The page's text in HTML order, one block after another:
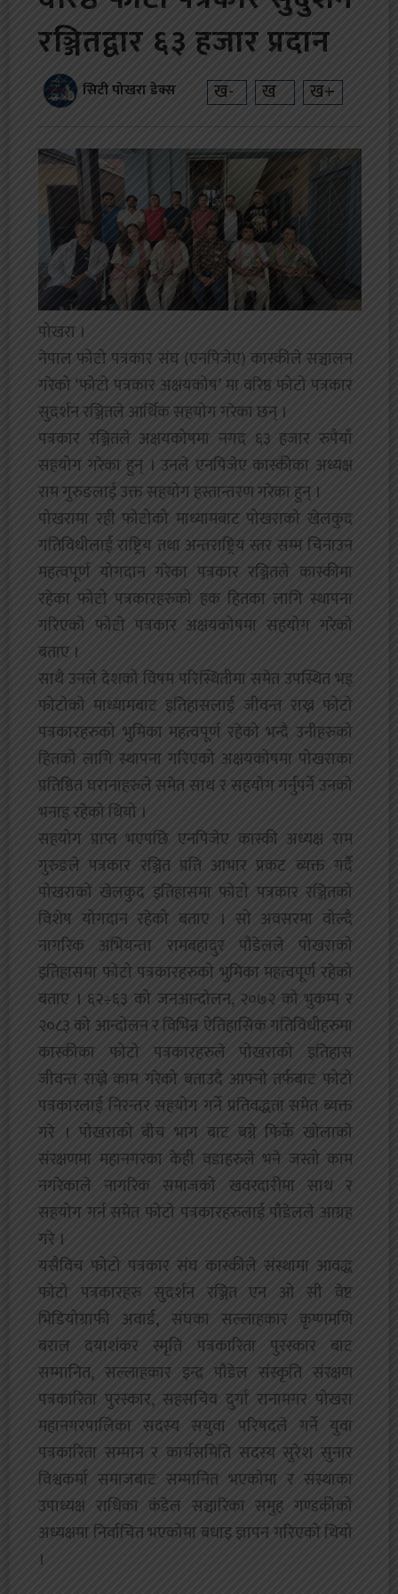
रञ्जितद्वार ६३ हजार प्रदान
सिटी पोखरा डेक्स ख- ख ख+
पोखरा ।
नेपाल फोटो पत्रकार संघ (एनपिजेए) कास्कीले सञ्चालन
गरेको ‘फोटो पत्रकार अक्षयकोष’ मा वरिष्ठ फोटो पत्रकार
सुदर्शन रञ्जितले आर्थिक सहयोग गरेका छन् ।
पत्रकार रञ्जितले अक्षयकोषमा नगद ६३ हजार रुपैयाँ
सहयोग गरेका हुन् । उनले एनपिजेए कास्कीका अध्यक्ष
राम गुरुङलाई उक्त सहयोग हस्तान्तरण गरेका हुन् ।
पोखरामा रही फोटोको माध्यामबाट पोखराको खेलकुद
गतिविधीलाई राष्ट्रिय तथा अन्तराष्ट्रिय स्तर सम्म चिनाउन
महत्वपूर्ण योगदान गरेका पत्रकार रञ्जितले कास्कीमा
रहेका फोटो पत्रकारहरुको हक हितका लागि स्थापना
गरिएको फोटो पत्रकार अक्षयकोषमा सहयोग गरेको
बताए ।
साथै उनले देशको विषम परिस्थितीमा समेत उपस्थित भइ
फोटोको माध्यामबाट इतिहासलाई जीवन्त राख्न फोटो
पत्रकारहरुको भुमिका महत्वपूर्ण रहेको भन्दै उनीहरुको
हितको लागि स्थापना गरिएको अक्षयकोषमा पोखराका
प्रतिष्ठित घरानाहरुले समेत साथ र सहयोग गर्नुपर्ने उनको
भनाइ रहेको थियो ।
सहयोग प्राप्त भएपछि एनपिजेए कास्की अध्यक्ष राम
गुरुङले पत्रकार रञ्जित प्रति आभार प्रकट ब्यक्त गर्दै
पोखराको खेलकुद इतिहासमा फोटो पत्रकार रञ्जितको
विशेष योगदान रहेको बताए । सो अवसरमा वोल्दै
नागरिक अभियन्ता रामबहादुर पौडेलले पोखराको
इतिहासमा फोटो पत्रकारहरुको भुमिका महत्वपूर्ण रहेको
बताए । ६२÷६३ को जनआन्दोलन, २०७२ को भुकम्प र
२०८३ को आन्दोलन र विभिन्न ऐतिहासिक गतिविधीहरुमा
कास्कीका फोटो पत्रकारहरुले पोखराको इतिहास
जीवन्त राख्ने काम गरेको बताउदै आफ्नो तर्फबाट फोटो
पत्रकारलाई निरन्तर सहयोग गर्ने प्रतिवद्धता समेत ब्यक्त
गरे । पोखराको बीच भाग बाट बग्ने फिर्के खोलाको
संरक्षणमा महानगरका केही वडाहरुले भने जस्तो काम
नगरेकाले नागरिक समाजको खवरदारीमा साथ र
सहयोग गर्न समेत फोटो पत्रकारहरुलाई पौडेलले आग्रह
गरे ।
यसैविच फोटो पत्रकार संघ कास्कीले संस्थामा आवद्ध
फोटो पत्रकारहरु सुदर्शन रञ्जित एन ओ सी वेष्ट
भिडियोग्राफी अवार्ड, संघका सल्लाहकार कृष्णमणि
बराल दयाशंकर स्मृति पत्रकारिता पुरस्कार बाट
सम्मानित, सल्लाहकार इन्द्र पौडेल संस्कृति संरक्षण
पत्रकारिता पुरस्कार, सहसचिव दुर्गा रानामगर पोखरा
महानगरपालिका सदस्य सयुवा परिषदले गर्ने युवा
पत्रकारिता सम्मान र कार्यसमिति सदस्य सुरेश सुनार
विश्वकर्मा समाजबाट सम्मानित भएकोमा र संस्थाका
उपाध्यक्ष राधिका कंडेल सञ्चारिका समुह गण्डकीको
अध्यक्षमा निर्वाचित भएकोमा बधाइ ज्ञापन गरिएको थियो
।